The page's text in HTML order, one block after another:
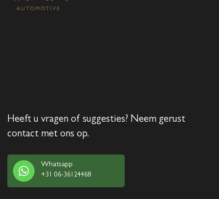
Heeft u vragen of suggesties? Neem gerust
contact met ons op.
Whatsapp
+31 06-36124468